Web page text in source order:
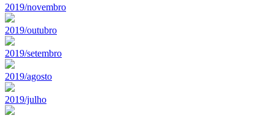
2019/novembro
2019/outubro
2019/setembro
2019/agosto
2019/julho